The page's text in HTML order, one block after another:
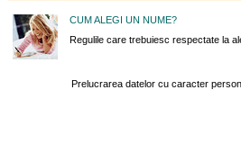
CUM ALEGI UN NUME?
Regulile care trebuiesc respectate la
Prelucrarea datelor cu caracter